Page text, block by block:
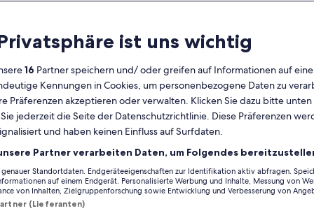
Derzeit
die
Monate
August
2026
und
September
angezeigt.
MoMontag
DiDienstag
MiMittwoch
DoDonnerstag
Fr Freitag
SaSamstag
SoSonntag
3 4 5 6 7 8 9
10 11 12
MoMontag
Di
7 8 9
weit entfernt ist. Ferienhäuser und -wohnungen bieten dir und
Beispiel einen Parkplatz und einen Garten. Und auch wenn du
ist uns wichtig
16 Partner speichern und/ oder greifen auf Informationen auf
Kennungen in Cookies, um personenbezogene Daten zu
Präferenzen akzeptieren oder verwalten. Klicken Sie dazu bitte
jederzeit die Seite der Datenschutzrichtlinie. Diese Präferenzen
und haben keinen Einfluss auf Surfdaten.
Partner verarbeiten Daten, um Folgendes
Standortdaten. Endgeräteeigenschaften zur Identifikation aktiv abfragen.
auf einem Endgerät. Personalisierte Werbung und Inhalte, Messung von
von Inhalten, Zielgruppenforschung sowie Entwicklung und Verbesserung von
(Lieferanten)